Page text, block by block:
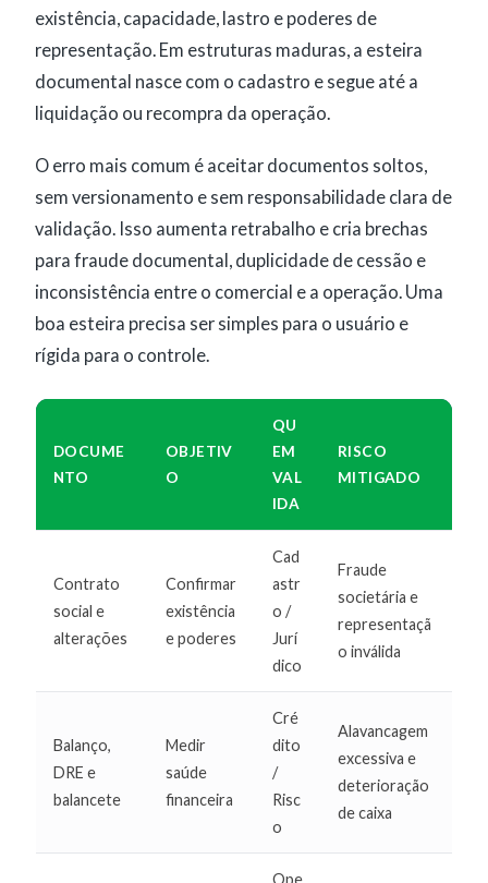
existência, capacidade, lastro e poderes de
representação. Em estruturas maduras, a esteira
documental nasce com o cadastro e segue até a
liquidação ou recompra da operação.
O erro mais comum é aceitar documentos soltos,
sem versionamento e sem responsabilidade clara de
validação. Isso aumenta retrabalho e cria brechas
para fraude documental, duplicidade de cessão e
inconsistência entre o comercial e a operação. Uma
boa esteira precisa ser simples para o usuário e
rígida para o controle.
DOCUME
NTO
OBJETIV
O
QU
EM
VAL
IDA
RISCO
MITIGADO
Contrato
social e
alterações
Confirmar
existência
e poderes
Cad
astr
o /
Jurí
dico
Fraude
societária e
representaçã
o inválida
Balanço,
DRE e
balancete
Medir
saúde
financeira
Cré
dito
/
Risc
o
Alavancagem
excessiva e
deterioração
de caixa
Ope